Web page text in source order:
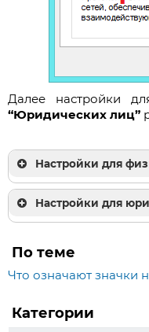
Далее настройки
“Юридических лиц”
Настройки для
Настройки для
По теме
Что означают значки
Категории